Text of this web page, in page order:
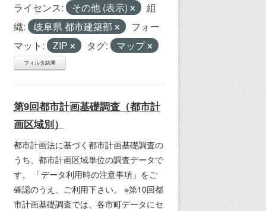
ライセンス: その他 (表示)
組
織:
岐阜県 都市建築部
フォー
マット:
ZIP タグ: マップ
フィルタ結果
第9回都市計画基礎調査（都市計
画区域別）
都市計画法に基づく都市計画基礎調査の
うち、都市計画区域単位の調査データで
す。 「データ利用時の注意事項」をご
確認のうえ、ご利用下さい。 ※第10回都
市計画基礎調査では、各市町データにセ